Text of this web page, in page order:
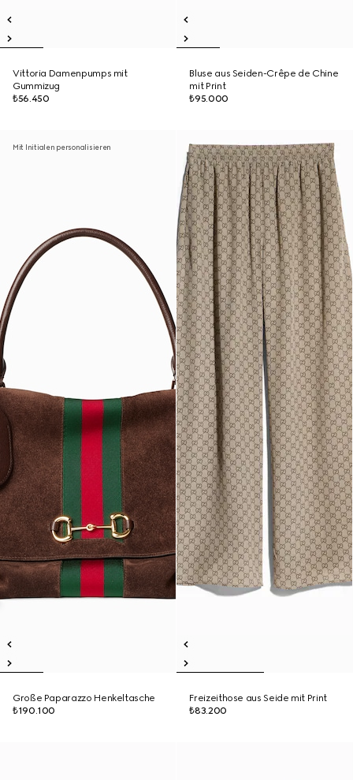
Vittoria Damenpumps mit
Gummizug
₺56.450
Bluse aus Seiden-Crêpe de Chine
mit Print
₺95.000
Mit Initialen personalisieren
Große Paparazzo Henkeltasche
₺190.100
Freizeithose aus Seide mit Print
₺83.200